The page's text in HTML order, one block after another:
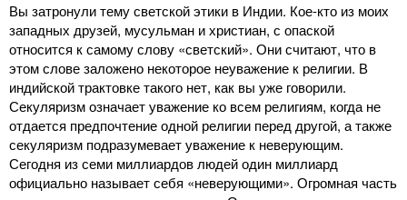
Вы затронули тему светской этики в Индии. Кое-кто из моих
западных друзей, мусульман и христиан, с опаской
относится к самому слову «светский». Они считают, что в
этом слове заложено некоторое неуважение к религии. В
индийской трактовке такого нет, как вы уже говорили.
Секуляризм означает уважение ко всем религиям, когда не
отдается предпочтение одной религии перед другой, а также
секуляризм подразумевает уважение к неверующим.
Сегодня из семи миллиардов людей один миллиард
официально называет себя «неверующими». Огромная часть